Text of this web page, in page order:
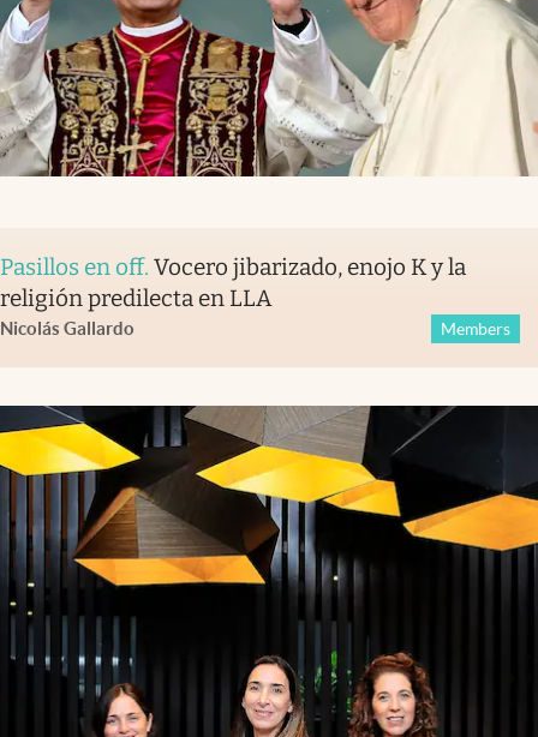
Pasillos en off. Vocero jibarizado, enojo K y la
religión predilecta en LLA
Nicolás Gallardo Members